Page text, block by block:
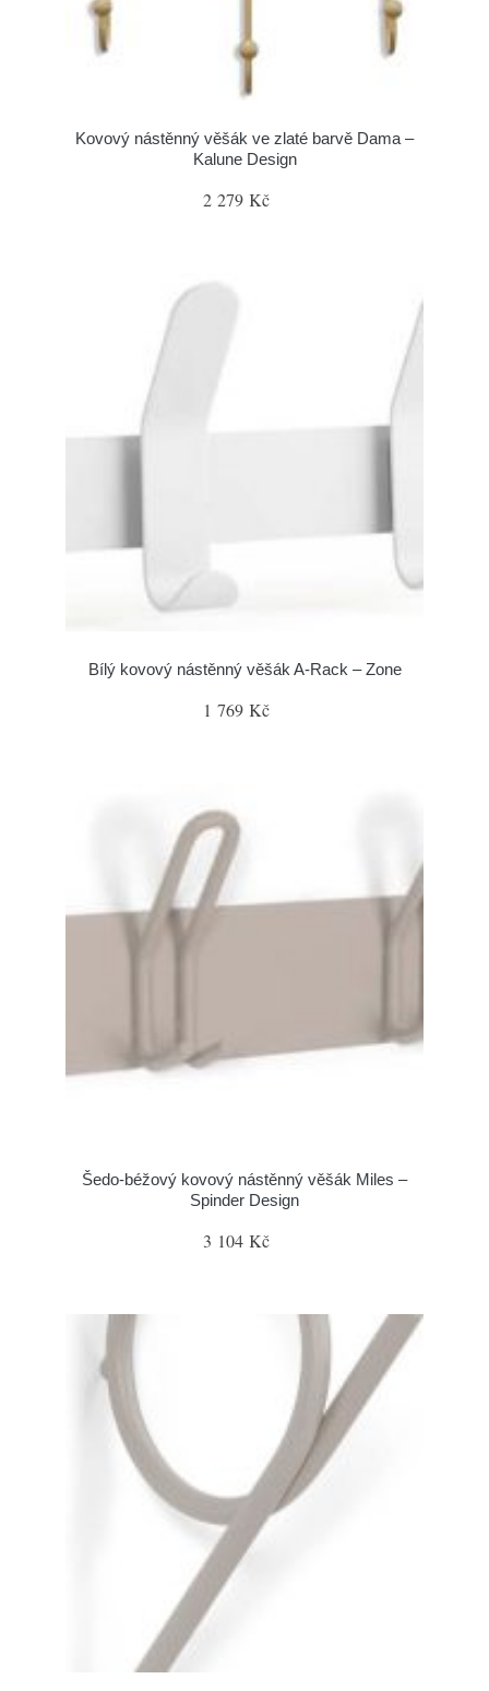
Kovový nástěnný věšák ve zlaté barvě Dama –
Kalune Design
2 279 Kč
Bílý kovový nástěnný věšák A-Rack – Zone
1 769 Kč
Šedo-béžový kovový nástěnný věšák Miles –
Spinder Design
3 104 Kč